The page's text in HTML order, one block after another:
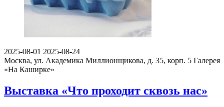
2025-08-01 2025-08-24
Москва, ул. Академика Миллионщикова, д. 35, корп. 5 Галерея
«На Каширке»
Выставка «Что проходит сквозь нас»